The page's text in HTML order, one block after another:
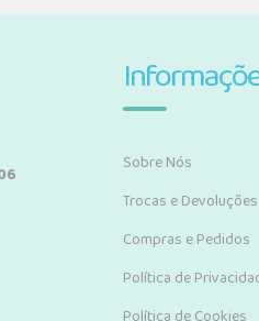
Sobre Nós
Trocas e Devoluções
Compras e Pedidos
Política de